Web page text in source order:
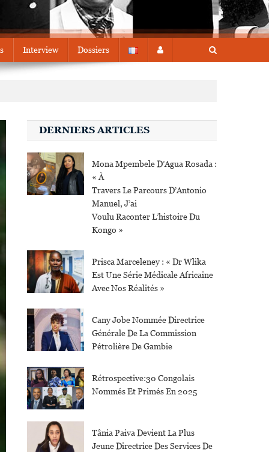
Interview Dossiers
DERNIERS ARTICLES
Mona Mpembele D’Agua Rosada :
« À
Travers Le Parcours D’Antonio
Manuel, J’ai
Voulu Raconter L’histoire Du
Kongo »
Prisca Marceleney : « Dr Wlika
Est Une Série Médicale Africaine
Avec Nos Réalités »
Cany Jobe Nommée Directrice
Générale De La Commission
Pétrolière De Gambie
Rétrospective:30 Congolais
Nommés Et Primés En 2025
Tânia Paiva Devient La Plus
Jeune Directrice Des Services De